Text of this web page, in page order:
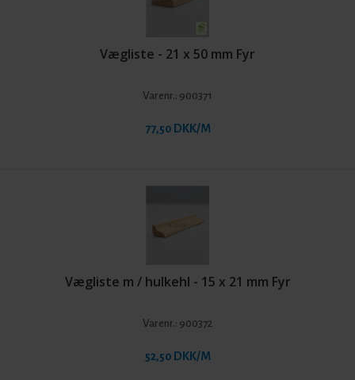
Vægliste - 21 x 50 mm Fyr
Varenr.: 900371
77,50 DKK/M
Vægliste m / hulkehl - 15 x 21 mm Fyr
Varenr.: 900372
52,50 DKK/M